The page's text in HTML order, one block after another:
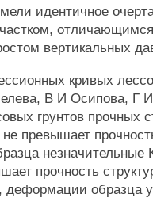
идентичное
вертикальных
кривых
В И Осипова, Г
грунтов прочных
превышает
незначительные
прочность
деформации образца